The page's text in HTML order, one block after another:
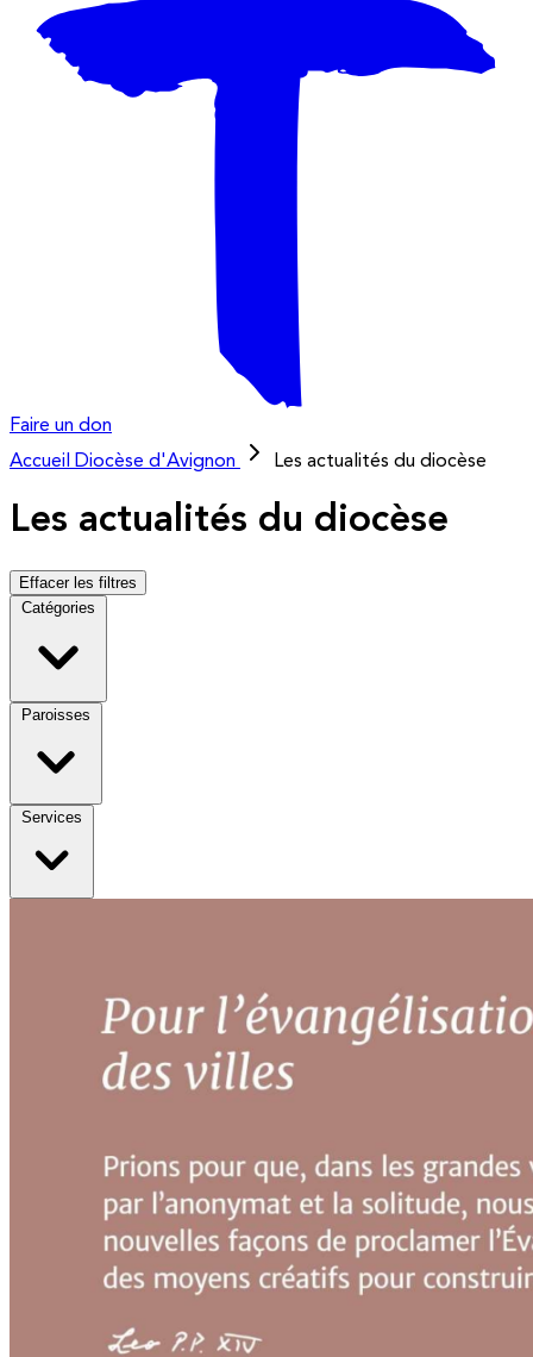
Faire un don
Accueil
Diocèse d'Avignon Les actualités du diocèse
Les actualités du diocèse
Effacer les filtres
Catégories
Paroisses
Services